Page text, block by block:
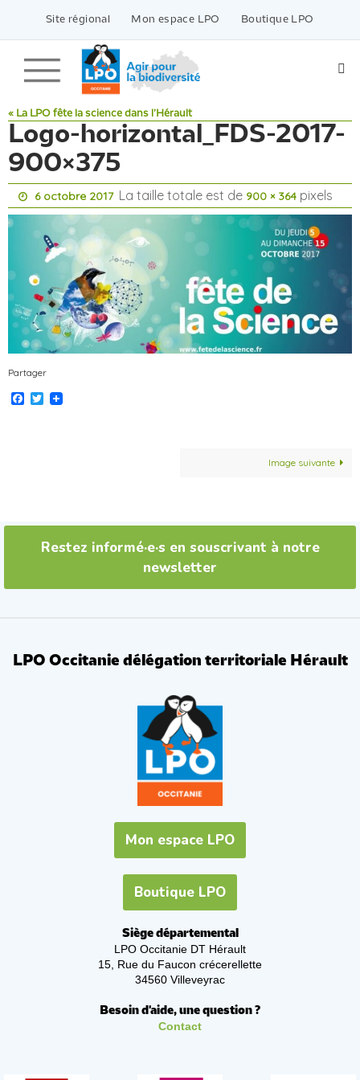
contenu
Site régional Mon espace LPO Boutique LPO
« La LPO fête la science dans l’Hérault
Logo-horizontal_FDS-2017-
900×375
6 octobre 2017 La taille totale est de 900 × 364 pixels
Partager
Facebook
Twitter
Image suivante
Restez informé·e·s en souscrivant à notre
newsletter
LPO Occitanie délégation territoriale Hérault
Mon espace LPO
Boutique LPO
Siège départemental
LPO Occitanie DT Hérault
15, Rue du Faucon crécerellette
34560 Villeveyrac
Besoin d'aide, une question ?
Contact